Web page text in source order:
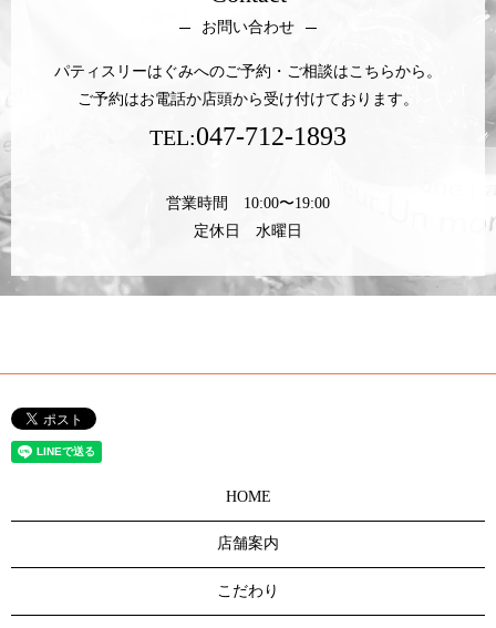
お問い合わせ
パティスリーはぐみへのご予約・ご相談はこちらから。
ご予約はお電話か店頭から受け付けております。
TEL:047-712-1893
営業時間 10:00〜19:00
定休日 水曜日
HOME
店舗案内
こだわり